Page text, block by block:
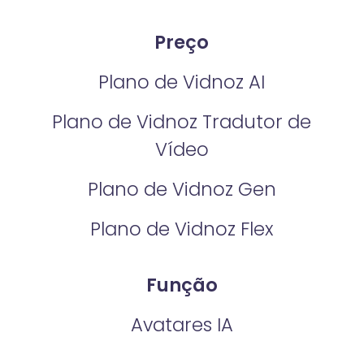
Preço
Plano de Vidnoz AI
Plano de Vidnoz Tradutor de
Vídeo
Plano de Vidnoz Gen
Plano de Vidnoz Flex
Função
Avatares IA